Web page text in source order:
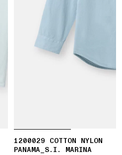
1200029 COTTON NYLON
PANAMA_S.I. MARINA